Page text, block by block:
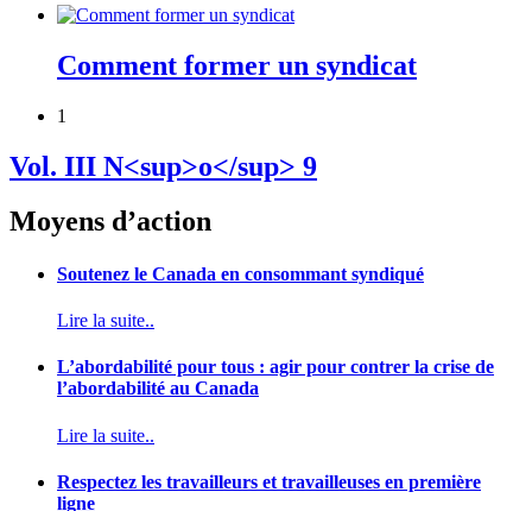
Comment former un syndicat
1
Vol. III N<sup>o</sup> 9
Moyens d’action
Soutenez le Canada en consommant syndiqué
Lire la suite..
L’abordabilité pour tous : agir pour contrer la crise de
l’abordabilité au Canada
Lire la suite..
Respectez les travailleurs et travailleuses en première
ligne